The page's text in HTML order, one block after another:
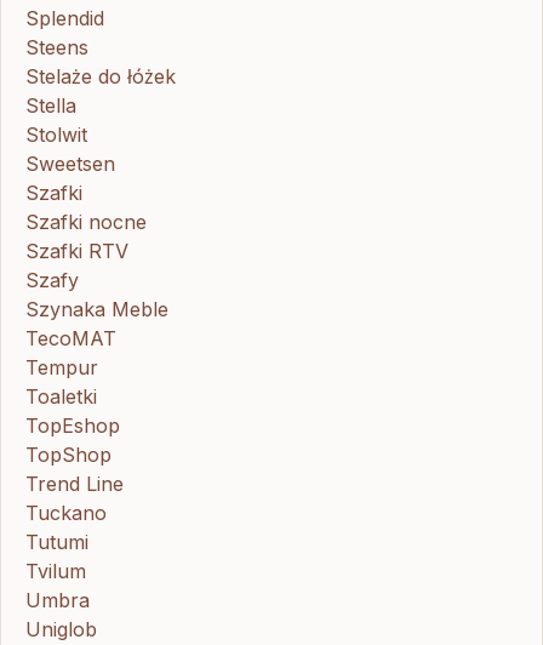
Splendid
Steens
Stelaże do łóżek
Stella
Stolwit
Sweetsen
Szafki
Szafki nocne
Szafki RTV
Szafy
Szynaka Meble
TecoMAT
Tempur
Toaletki
TopEshop
TopShop
Trend Line
Tuckano
Tutumi
Tvilum
Umbra
Uniglob